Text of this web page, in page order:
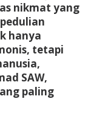
nikmat yang
hanya
tetapi
SAW,
paling